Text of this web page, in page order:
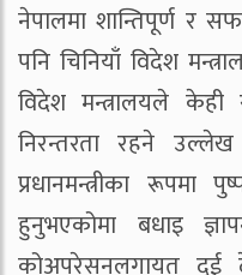
नेपालमा शान्तिपूर्ण र
पनि चिनियाँ विदेश
विदेश मन्त्रालयले केही
निरन्तरता रहने
प्रधानमन्त्रीका रूपमा
हुनुभएकोमा बधाइ
कोअपरेसनलगायत दुई